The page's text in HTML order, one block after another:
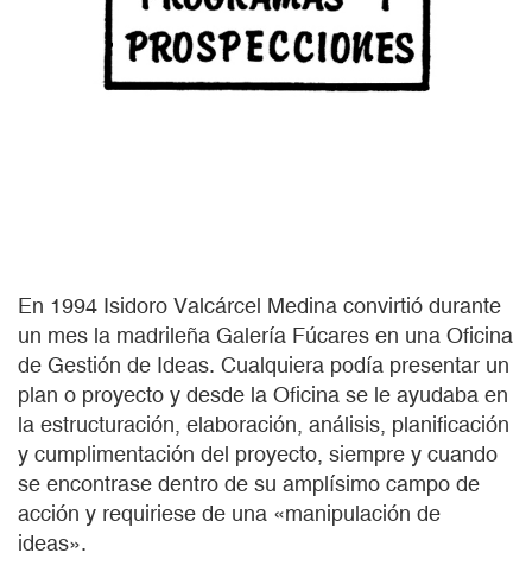
En 1994 Isidoro Valcárcel Medina convirtió durante
un mes la madrileña Galería Fúcares en una Oficina
de Gestión de Ideas. Cualquiera podía presentar un
plan o proyecto y desde la Oficina se le ayudaba en
la estructuración, elaboración, análisis, planificación
y cumplimentación del proyecto, siempre y cuando
se encontrase dentro de su amplísimo campo de
acción y requiriese de una «manipulación de
ideas».